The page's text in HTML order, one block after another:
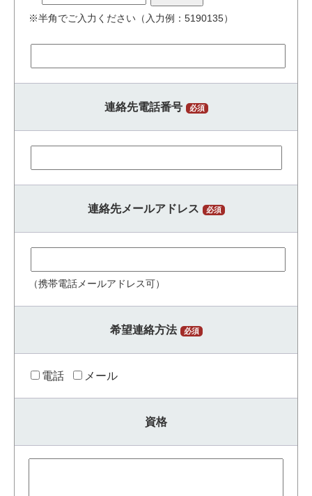
※半角でご入力ください（入力例：5190135）
連絡先電話番号 必須
連絡先メールアドレス 必須
（携帯電話メールアドレス可）
希望連絡方法 必須
電話 メール
資格